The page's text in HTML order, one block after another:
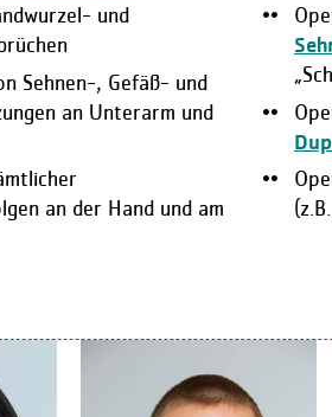
und
Sehnen-, Gefäß- und
an Unterarm und
an der Hand und am